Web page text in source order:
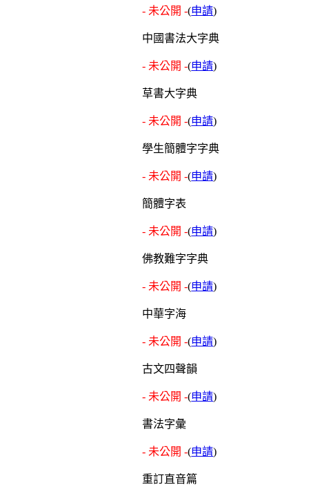
- 未公開 -(申請)
中國書法大字典
- 未公開 -(申請)
草書大字典
- 未公開 -(申請)
學生簡體字字典
- 未公開 -(申請)
簡體字表
- 未公開 -(申請)
佛教難字字典
- 未公開 -(申請)
中華字海
- 未公開 -(申請)
古文四聲韻
- 未公開 -(申請)
書法字彙
- 未公開 -(申請)
重訂直音篇